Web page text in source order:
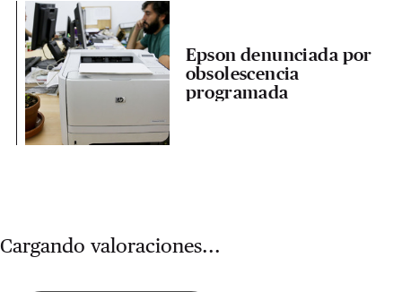
Epson denunciada por
obsolescencia
programada
Cargando valoraciones...